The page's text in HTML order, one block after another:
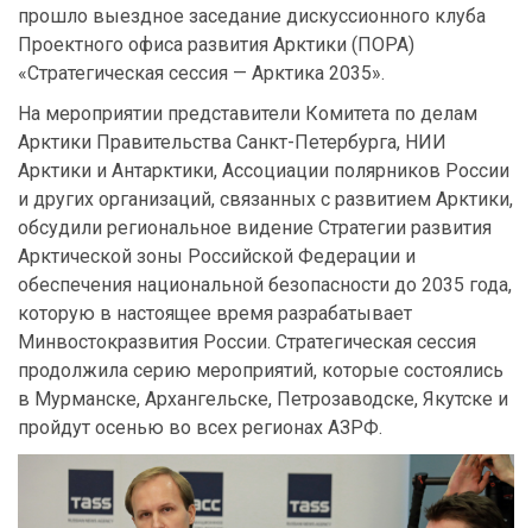
прошло выездное заседание дискуссионного клуба
Проектного офиса развития Арктики (ПОРА)
«Стратегическая сессия — Арктика 2035».
На мероприятии представители Комитета по делам
Арктики Правительства Санкт-Петербурга, НИИ
Арктики и Антарктики, Ассоциации полярников России
и других организаций, связанных с развитием Арктики,
обсудили региональное видение Стратегии развития
Арктической зоны Российской Федерации и
обеспечения национальной безопасности до 2035 года,
которую в настоящее время разрабатывает
Минвостокразвития России. Стратегическая сессия
продолжила серию мероприятий, которые состоялись
в Мурманске, Архангельске, Петрозаводске, Якутске и
пройдут осенью во всех регионах АЗРФ.